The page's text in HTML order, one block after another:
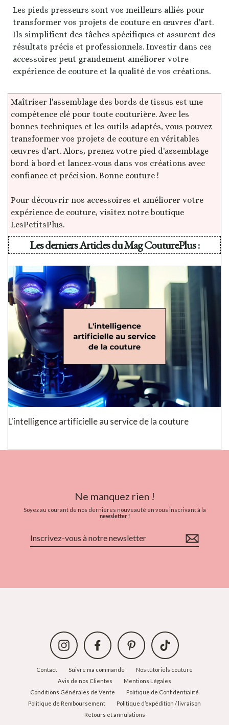
Les pieds presseurs sont vos meilleurs alliés pour
transformer vos projets de couture en œuvres d'art.
Ils simplifient des tâches spécifiques et assurent des
résultats précis et professionnels. Investir dans ces
accessoires peut grandement améliorer votre
expérience de couture et la qualité de vos créations.
Maîtriser l'assemblage des bords de tissus est une
compétence clé pour toute couturière. Avec les
bonnes techniques et les outils adaptés, vous pouvez
transformer vos projets de couture en véritables
œuvres d'art. Alors, prenez votre pied d'assemblage
bord à bord et lancez-vous dans vos créations avec
confiance et précision. Bonne couture !
Pour découvrir nos accessoires et améliorer votre
expérience de couture, visitez notre boutique
LesPetitsPlus.
Les derniers Articles du Mag CouturePlus :
L'intelligence artificielle au service de la couture
Ne manquez rien !
Soyez au courant de nos dernières nouveauté en vous inscrivant à la
newsletter !
Instagram Facebook Pinterest TikTok
Contact Suivre ma commande
Nos tutoriels couture
Avis de nos Clientes
Mentions Légales
Conditions Générales de Vente
Politique de Confidentialité
Politique de Remboursement
Politique d’expédition / livraison
Retours et annulations